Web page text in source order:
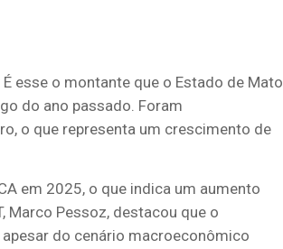
esse o montante que o Estado de Mato
do ano passado. Foram
o que representa um crescimento de
em 2025, o que indica um aumento
Marco Pessoz, destacou que o
do cenário macroeconômico